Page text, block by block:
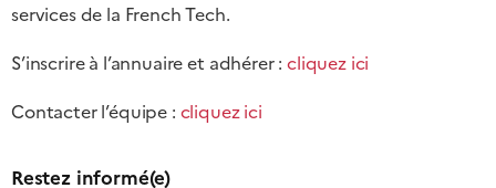
services de la French Tech.
S’inscrire à l’annuaire et adhérer :cliquez ici
Contacter l’équipe : cliquez ici
Restez informé(e)